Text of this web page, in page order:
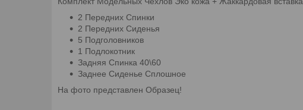
2 Передних Спинки
2 Передних Сиденья
5 Подголовников
1 Подлокотник
Задняя Спинка 40\60
Заднее Сиденье Сплошное
На фото представлен Образец!